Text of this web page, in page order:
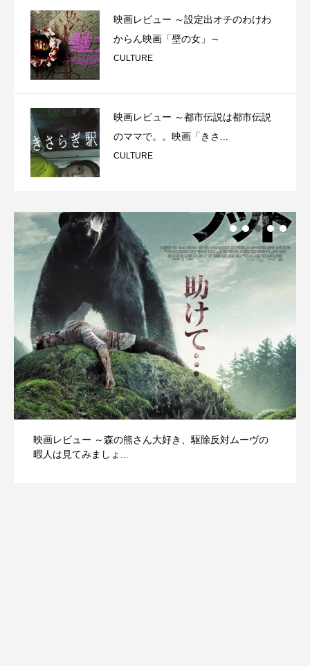
映画レビュー ～設定出オチのわけわ
からん映画「壁の女」～
CULTURE
映画レビュー ～都市伝説は都市伝説
のママで。。映画「きさ...
CULTURE
映画レビュー ～森の熊さん大好き、駆除反対ムーヴの
暇人は見てみましょ...